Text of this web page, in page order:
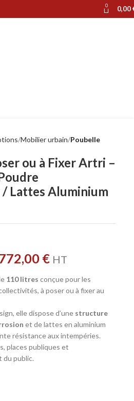
0 0,00
Mobilier urbain Poubelle
ou à Fixer Artri –
Lattes Aluminium
€ HT
110 litres conçue pour les
à poser ou à fixer au
elle dispose d’une structure
et de lattes en aluminium
résistance aux intempéries.
places publiques et
du public.